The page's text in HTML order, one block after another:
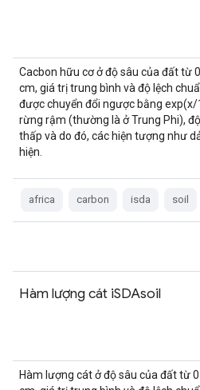
Cacbon hữu cơ ở độ sâu của đất từ
cm, giá trị trung bình và độ lệch
được chuyển đổi ngược bằng
rừng rậm (thường là ở Trung Phi),
thấp và do đó, các hiện tượng như
hiện.
africa carbon isda soil
Hàm lượng cát iSDAsoil
Hàm lượng cát ở độ sâu của đất từ